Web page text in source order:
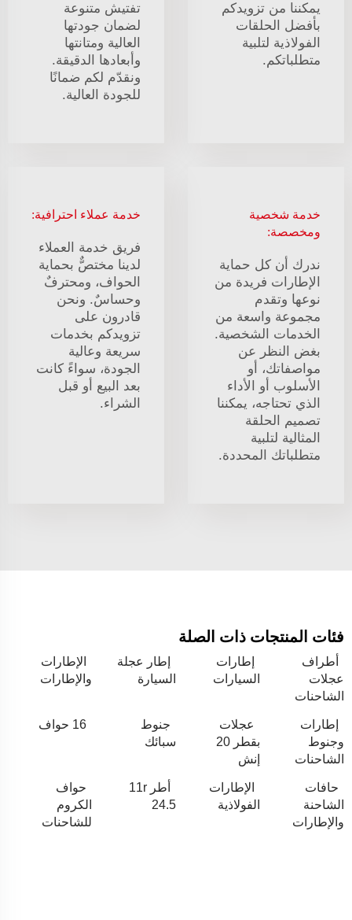
يمكننا من تزويدكم
بأفضل الحلقات
الفولاذية لتلبية
متطلباتكم.
تفتيش متنوعة
لضمان جودتها
العالية ومتانتها
وأبعادها الدقيقة.
ونقدّم لكم ضمانًا
للجودة العالية.
خدمة شخصية
ومخصصة:
ندرك أن كل حماية
الإطارات فريدة من
نوعها وتقدم
مجموعة واسعة من
الخدمات الشخصية.
بغض النظر عن
مواصفاتك، أو
الأسلوب أو الأداء
الذي تحتاجه، يمكننا
تصميم الحلقة
المثالية لتلبية
متطلباتك المحددة.
خدمة عملاء احترافية:
فريق خدمة العملاء
لدينا مختصٌّ بحماية
الحواف، ومحترفٌ
وحساسٌ. ونحن
قادرون على
تزويدكم بخدمات
سريعة وعالية
الجودة، سواءً كانت
بعد البيع أو قبل
الشراء.
فئات المنتجات ذات الصلة
أطراف
عجلات
الشاحنات
إطارات
السيارات
إطار عجلة
السيارة
الإطارات
والإطارات
إطارات
وجنوط
الشاحنات
عجلات
بقطر 20
إنش
جنوط
سبائك
16 حواف
حافات
الشاحنة
والإطارات
الإطارات
الفولاذية
أطر 11r
24.5
حواف
الكروم
للشاحنات